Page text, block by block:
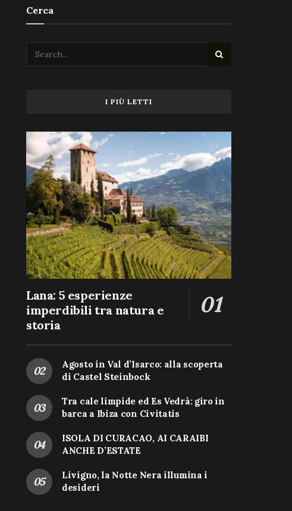
Cerca
I PIÙ LETTI
Lana: 5 esperienze
imperdibili tra natura e
storia
Agosto in Val d’Isarco: alla scoperta
di Castel Steinbock
Tra cale limpide ed Es Vedrà: giro in
barca a Ibiza con Civitatis
ISOLA DI CURACAO, AI CARAIBI
ANCHE D’ESTATE
Livigno, la Notte Nera illumina i
desideri